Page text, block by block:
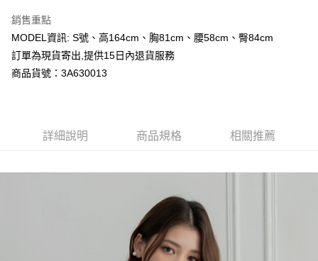
Google Pay
運送方式
全家取貨付款
每筆NT$80，滿NT$699(含以上)免運費
每筆NT$80，滿NT$699(含以上)免運費
銷售重點
MODEL資訊: S號、高164cm、胸81cm、腰58cm、臀84cm
訂單為現貨寄出,提供15日內退貨服務
商品貨號：3A630013
詳細說明 商品規格 相關推薦